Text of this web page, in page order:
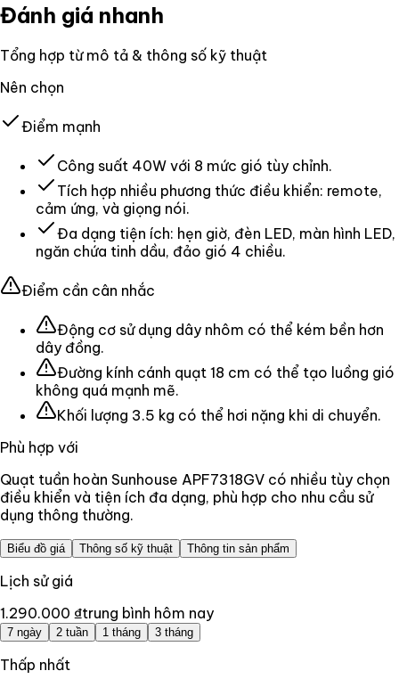
Đánh giá nhanh
Tổng hợp từ mô tả & thông số kỹ thuật
Nên chọn
Điểm mạnh
Công suất 40W với 8 mức gió tùy chỉnh.
Tích hợp nhiều phương thức điều khiển: remote,
cảm ứng, và giọng nói.
Đa dạng tiện ích: hẹn giờ, đèn LED, màn hình LED,
ngăn chứa tinh dầu, đảo gió 4 chiều.
Điểm cần cân nhắc
Động cơ sử dụng dây nhôm có thể kém bền hơn
dây đồng.
Đường kính cánh quạt 18 cm có thể tạo luồng gió
không quá mạnh mẽ.
Khối lượng 3.5 kg có thể hơi nặng khi di chuyển.
Phù hợp với
Quạt tuần hoàn Sunhouse APF7318GV có nhiều tùy chọn
điều khiển và tiện ích đa dạng, phù hợp cho nhu cầu sử
dụng thông thường.
Biểu đồ giá Thông số kỹ thuật Thông tin sản phẩm
Lịch sử giá
1.290.000 ₫trung bình hôm nay
7 ngày 2 tuần 1 tháng 3 tháng
Thấp nhất